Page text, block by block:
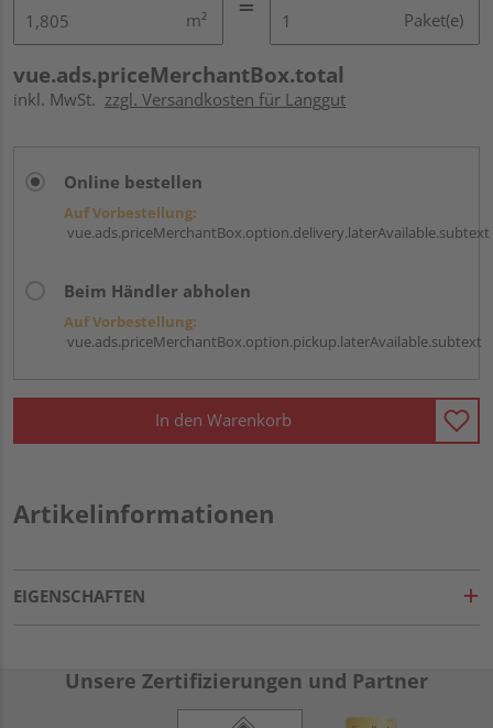
m² Paket(e)
vue.ads.priceMerchantBox.total
inkl. MwSt. zzgl. Versandkosten für Langgut
Online bestellen
Auf Vorbestellung:
vue.ads.priceMerchantBox.option.delivery.laterAvailable.subtext
Beim Händler abholen
Auf Vorbestellung:
vue.ads.priceMerchantBox.option.pickup.laterAvailable.subtext
In den Warenkorb
Artikelinformationen
EIGENSCHAFTEN
Unsere Zertifizierungen und Partner